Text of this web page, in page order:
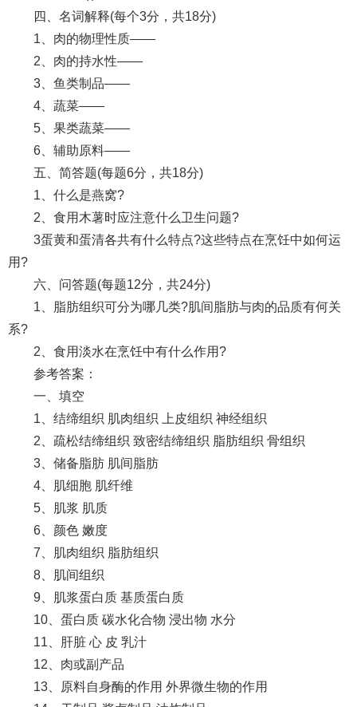
四、名词解释(每个3分，共18分)
1、肉的物理性质——
2、肉的持水性——
3、鱼类制品——
4、蔬菜——
5、果类蔬菜——
6、辅助原料——
五、简答题(每题6分，共18分)
1、什么是燕窝?
2、食用木薯时应注意什么卫生问题?
3蛋黄和蛋清各共有什么特点?这些特点在烹饪中如何运
用?
六、问答题(每题12分，共24分)
1、脂肪组织可分为哪几类?肌间脂肪与肉的品质有何关
系?
2、食用淡水在烹饪中有什么作用?
参考答案：
一、填空
1、结缔组织 肌肉组织 上皮组织 神经组织
2、疏松结缔组织 致密结缔组织 脂肪组织 骨组织
3、储备脂肪 肌间脂肪
4、肌细胞 肌纤维
5、肌浆 肌质
6、颜色 嫩度
7、肌肉组织 脂肪组织
8、肌间组织
9、肌浆蛋白质 基质蛋白质
10、蛋白质 碳水化合物 浸出物 水分
11、肝脏 心 皮 乳汁
12、肉或副产品
13、原料自身酶的作用 外界微生物的作用